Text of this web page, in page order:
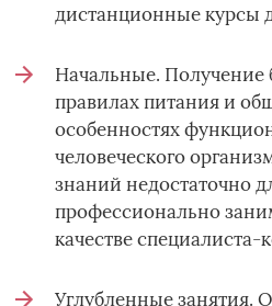
дистанционные курсы
Начальные. Получение
правилах питания и
особенностях
человеческого
знаний недостаточно
профессионально
качестве специалиста-
Углубленные занятия.